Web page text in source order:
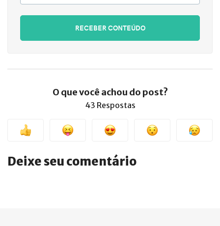
RECEBER CONTEÚDO
O que você achou do post?
43 Respostas
Deixe seu comentário